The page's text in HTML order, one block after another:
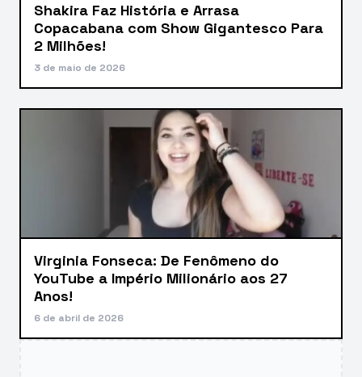
Shakira Faz História e Arrasa
Copacabana com Show Gigantesco Para
2 Milhões!
3 de maio de 2026
Virginia Fonseca: De Fenômeno do
YouTube a Império Milionário aos 27
Anos!
6 de abril de 2026